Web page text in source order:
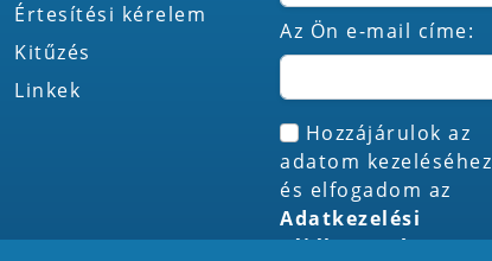
Értesítési kérelem
Kitűzés
Linkek
Az Ön e-mail címe:
Hozzájárulok az
adatom kezeléséhez
és elfogadom az
Adatkezelési
tájékoztatót